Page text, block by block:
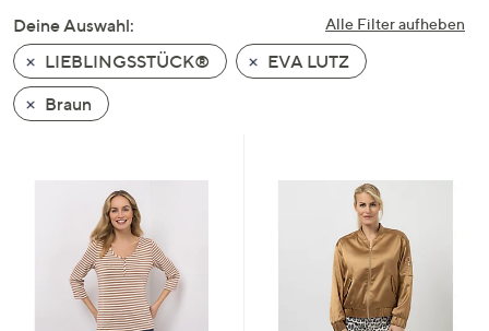
nach
unten
oder
wischen
Sie
Alle Filter aufheben
Deine Auswahl:
LIEBLINGSSTÜCK®
EVA LUTZ
Braun